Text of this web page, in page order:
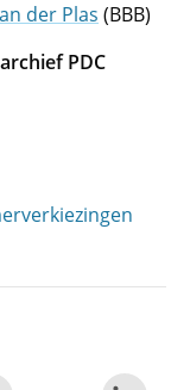
der Plas (BBB)
PDC